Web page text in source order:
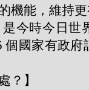
機能，維持
今時今日世
國家有政府
？】